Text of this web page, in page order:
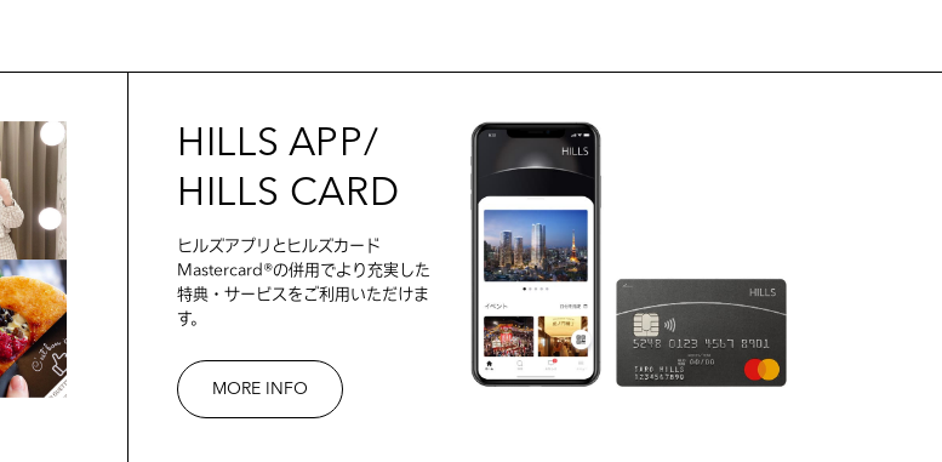
HILLS APP/
HILLS CARD
ヒルズアプリとヒルズカード
Mastercard®の併用でより充実した
特典・サービスをご利用いただけま
す。
MORE INFO